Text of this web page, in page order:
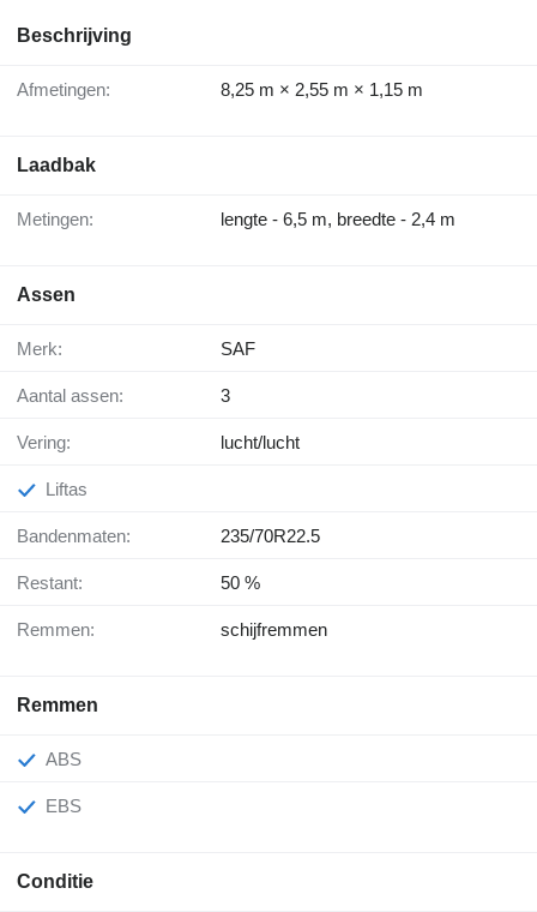
Beschrijving
Afmetingen: 8,25 m × 2,55 m × 1,15 m
Laadbak
Metingen: lengte - 6,5 m, breedte - 2,4 m
Assen
Merk: SAF
Aantal assen: 3
Vering: lucht/lucht
Liftas
Bandenmaten: 235/70R22.5
Restant: 50 %
Remmen: schijfremmen
Remmen
ABS
EBS
Conditie